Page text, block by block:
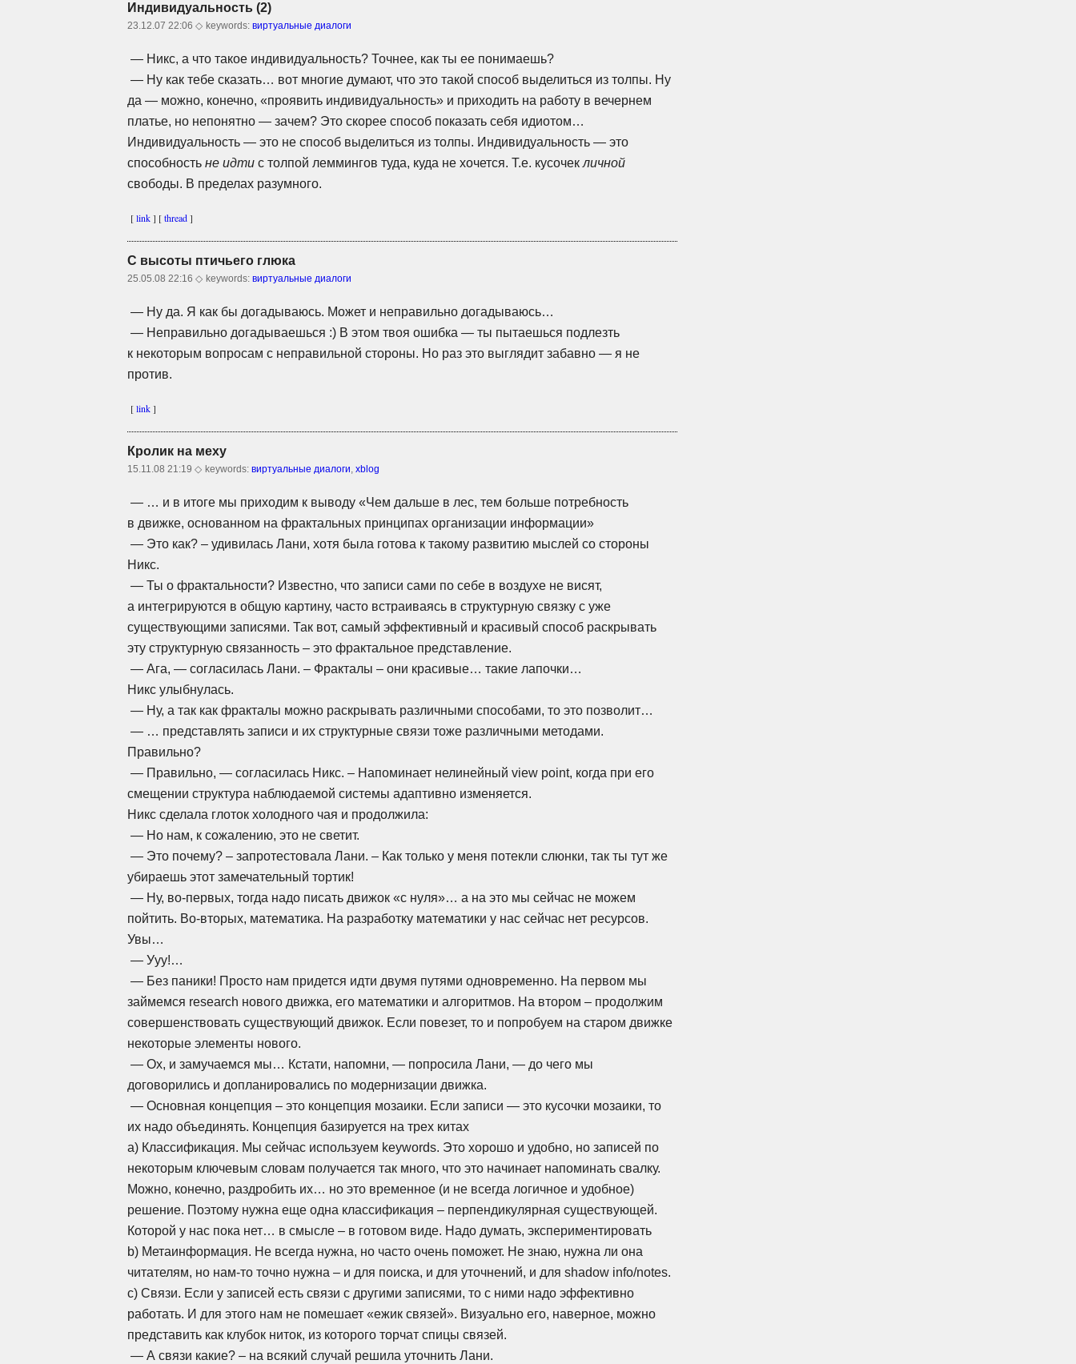
Индивидуальность (2)
23.12.07 22:06 ◇ keywords: виртуальные диалоги
— Никс, а что такое индивидуальность? Точнее, как ты ее понимаешь?
— Ну как тебе сказать… вот многие думают, что это такой способ выделиться из толпы. Ну
да — можно, конечно, «проявить индивидуальность» и приходить на работу в вечернем
платье, но непонятно — зачем? Это скорее способ показать себя идиотом…
Индивидуальность — это не способ выделиться из толпы. Индивидуальность — это
способность не идти с толпой леммингов туда, куда не хочется. Т.е. кусочек личной
свободы. В пределах разумного.
[link] [thread]
С высоты птичьего глюка
25.05.08 22:16 ◇ keywords: виртуальные диалоги
— Ну да. Я как бы догадываюсь. Может и неправильно догадываюсь…
— Неправильно догадываешься :) В этом твоя ошибка — ты пытаешься подлезть
к некоторым вопросам с неправильной стороны. Но раз это выглядит забавно — я не
против.
[link]
Кролик на меху
15.11.08 21:19 ◇ keywords: виртуальные диалоги xblog
— … и в итоге мы приходим к выводу «Чем дальше в лес, тем больше потребность
в движке, основанном на фрактальных принципах организации информации»
— Это как? – удивилась Лани, хотя была готова к такому развитию мыслей со стороны
Никс.
— Ты о фрактальности? Известно, что записи сами по себе в воздухе не висят,
а интегрируются в общую картину, часто встраиваясь в структурную связку с уже
существующими записями. Так вот, самый эффективный и красивый способ раскрывать
эту структурную связанность – это фрактальное представление.
— Ага, — согласилась Лани. – Фракталы – они красивые… такие лапочки…
Никс улыбнулась.
— Ну, а так как фракталы можно раскрывать различными способами, то это позволит…
— … представлять записи и их структурные связи тоже различными методами.
Правильно?
— Правильно, — согласилась Никс. – Напоминает нелинейный view point, когда при его
смещении структура наблюдаемой системы адаптивно изменяется.
Никс сделала глоток холодного чая и продолжила:
— Но нам, к сожалению, это не светит.
— Это почему? – запротестовала Лани. – Как только у меня потекли слюнки, так ты тут же
убираешь этот замечательный тортик!
— Ну, во-первых, тогда надо писать движок «с нуля»… а на это мы сейчас не можем
пойтить. Во-вторых, математика. На разработку математики у нас сейчас нет ресурсов.
Увы…
— Ууу!…
— Без паники! Просто нам придется идти двумя путями одновременно. На первом мы
займемся research нового движка, его математики и алгоритмов. На втором – продолжим
совершенствовать существующий движок. Если повезет, то и попробуем на старом движке
некоторые элементы нового.
— Ох, и замучаемся мы… Кстати, напомни, — попросила Лани, — до чего мы
договорились и допланировались по модернизации движка.
— Основная концепция – это концепция мозаики. Если записи — это кусочки мозаики, то
их надо объединять. Концепция базируется на трех китах
a) Классификация. Мы сейчас используем keywords. Это хорошо и удобно, но записей по
некоторым ключевым словам получается так много, что это начинает напоминать свалку.
Можно, конечно, раздробить их… но это временное (и не всегда логичное и удобное)
решение. Поэтому нужна еще одна классификация – перпендикулярная существующей.
Которой у нас пока нет… в смысле – в готовом виде. Надо думать, экспериментировать
b) Метаинформация. Не всегда нужна, но часто очень поможет. Не знаю, нужна ли она
читателям, но нам-то точно нужна – и для поиска, и для уточнений, и для shadow info/notes.
c) Связи. Если у записей есть связи с другими записями, то с ними надо эффективно
работать. И для этого нам не помешает «ежик связей». Визуально его, наверное, можно
представить как клубок ниток, из которого торчат спицы связей.
— А связи какие? – на всякий случай решила уточнить Лани.